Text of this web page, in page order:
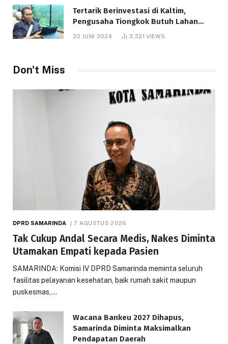
Tertarik Berinvestasi di Kaltim,
Pengusaha Tiongkok Butuh Lahan
1.000 Hektare
20 JUNI 2024 3,321VIEWS
Don't Miss
DPRD SAMARINDA 7 AGUSTUS 2026
Tak Cukup Andal Secara Medis, Nakes Diminta
Utamakan Empati kepada Pasien
SAMARINDA: Komisi IV DPRD Samarinda meminta seluruh
fasilitas pelayanan kesehatan, baik rumah sakit maupun
puskesmas,…
Wacana Bankeu 2027 Dihapus,
Samarinda Diminta Maksimalkan
Pendapatan Daerah